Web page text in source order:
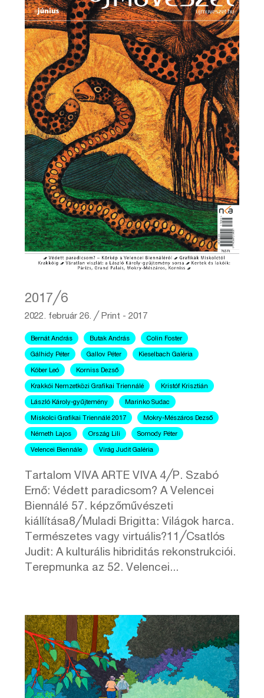
2017╱6
2022. február 26. ╱Print - 2017
Bernát András Butak András Colin Foster
Gálhidy Péter Gallov Péter Kieselbach Galéria
Kóber Leó Korniss Dezső
Krakkói Nemzetközi Grafikai Triennálé Kristóf Krisztián
László Károly-gyűjtemény Marinko Sudac
Miskolci Grafikai Triennálé 2017 Mokry-Mészáros Dezső
Németh Lajos Ország Lili Somody Péter
Velencei Biennále Virág Judit Galéria
Tartalom VIVA ARTE VIVA 4╱P. Szabó
Ernő: Védett paradicsom? A Velencei
Biennálé 57. képzőművészeti
kiállítása8╱Muladi Brigitta: Világok harca.
Természetes vagy virtuális?11╱Csatlós
Judit: A kulturális hibriditás rekonstrukciói.
Terepmunka az 52. Velencei...